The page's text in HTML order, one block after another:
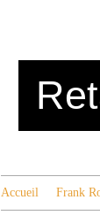
Accueil Frank